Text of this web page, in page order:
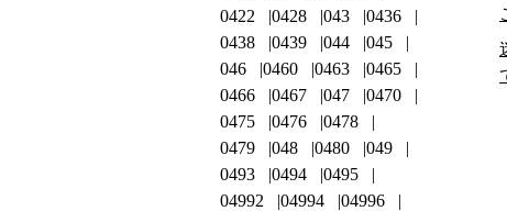
0422
0428 043
0436
0438
0439 044
045
046
0460 0463
0465
0466
0467 047
0470
0475
0476
0478
0479
048 0480
049
0493
0494
0495
04992
04994
04996